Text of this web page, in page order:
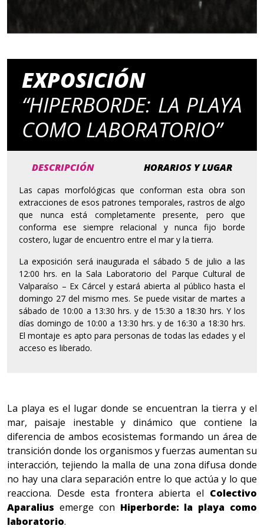
EXPOSICIÓN
“HIPERBORDE: LA PLAYA
COMO LABORATORIO”
DESCRIPCIÓN HORARIOS Y LUGAR
Las capas morfológicas que conforman esta obra son
extracciones de esos patrones temporales, rastros de algo
que nunca está completamente presente, pero que
conforma ese siempre relacional y nunca fijo borde
costero, lugar de encuentro entre el mar y la tierra.
La exposición será inaugurada el sábado 5 de julio a las
12:00 hrs. en la Sala Laboratorio del Parque Cultural de
Valparaíso – Ex Cárcel y estará abierta al público hasta el
domingo 27 del mismo mes. Se puede visitar de martes a
sábado de 10:00 a 13:30 hrs. y de 15:30 a 18:30 hrs. Y los
días domingo de 10:00 a 13:30 hrs. y de 16:30 a 18:30 hrs.
El montaje es apto para personas de todas las edades y el
acceso es liberado.
La playa es el lugar donde se encuentran la tierra y el
mar, paisaje inestable y dinámico que contiene la
diferencia de ambos ecosistemas formando un área de
transición donde los organismos y fuerzas aumentan su
interacción, tejiendo la malla de una zona difusa donde
no hay una clara separación entre lo que actúa y lo que
reacciona. Desde esta frontera abierta el Colectivo
Aparalius emerge con Hiperborde: la playa como
laboratorio.